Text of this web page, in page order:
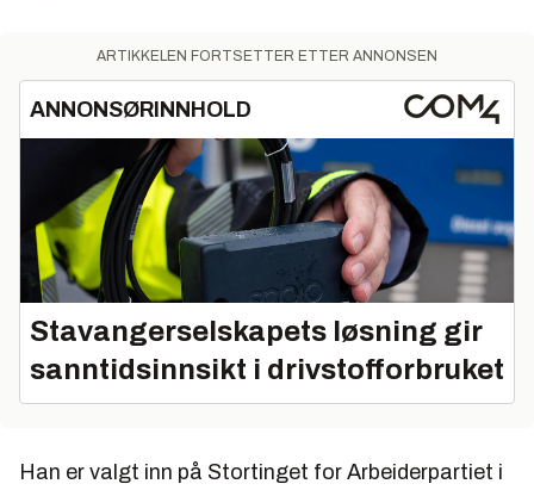
ARTIKKELEN FORTSETTER ETTER ANNONSEN
ANNONSØRINNHOLD
Stavangerselskapets løsning gir
sanntidsinnsikt i drivstofforbruket
Han er valgt inn på Stortinget for Arbeiderpartiet i